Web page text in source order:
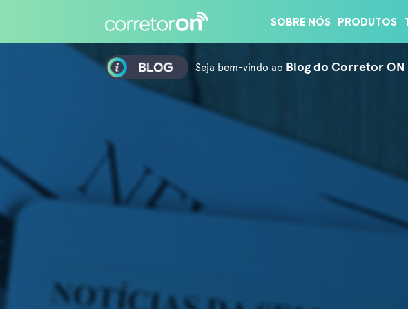
ÁREA EXCLUSIVA PARA PARCEIROS CORRETOR ON
SOBRE NÓS PRODUTOS
Seja bem-vindo ao Blog do Corretor ON